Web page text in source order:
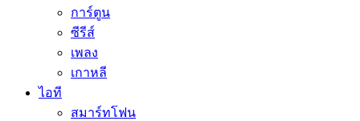
การ์ตูน
ซีรีส์
เพลง
เกาหลี
ไอที
สมาร์ทโฟน